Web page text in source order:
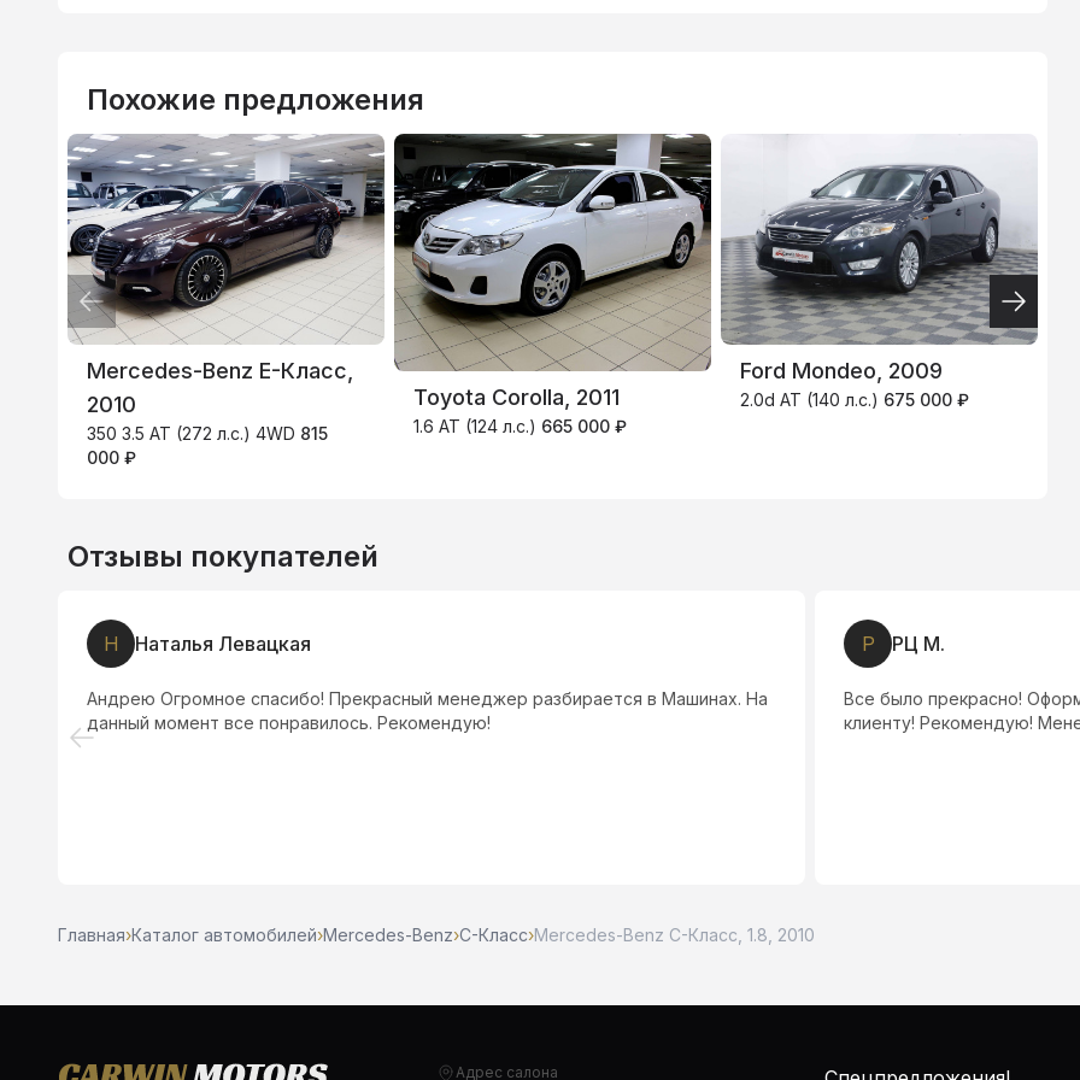
Похожие предложения
Mercedes-Benz E-Класс,
2010
350 3.5 AT (272 л.с.) 4WD 815
000 ₽
Toyota Corolla, 2011
1.6 AT (124 л.с.) 665 000 ₽
Ford Mondeo, 2009
2.0d AT (140 л.с.) 675 000 ₽
ВТБ
3.9%
ТИНЬКОФФ
4.9%
Отзывы покупателей
в Машинах. На
Р РЦ М.
Все было прекрасно! Оформление быстрое, сотрудники умеют найти подход к
клиенту! Рекомендую! Менеджер Сергей был на высоте.
Мне все
Очень
Быстро
Главная›Каталог автомобилей›Mercedes-Benz›C-Класс›Mercedes-Benz C-Класс, 1.8, 2010
Адрес салона